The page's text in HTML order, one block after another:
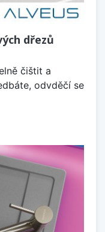
dřezů
čištit a
odvděčí se